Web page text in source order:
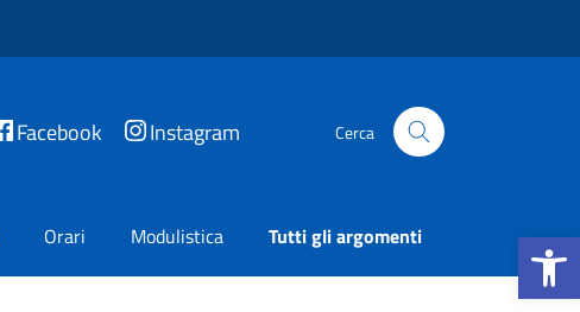
Apri la
Facebook Instagram Cerca
Orari Modulistica Tutti gli argomenti